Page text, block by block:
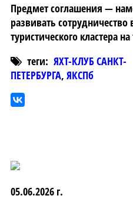
Предмет соглашения —
развивать
туристического кластера
теги: ЯХТ-КЛУБ САНКТ-
ПЕТЕРБУРГА, ЯКСПб
05.06.2026 г.